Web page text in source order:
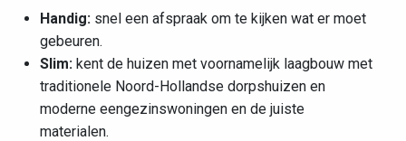
Handig: snel een afspraak om te kijken wat er moet
gebeuren.
Slim: kent de huizen met voornamelijk laagbouw met
traditionele Noord-Hollandse dorpshuizen en
moderne eengezinswoningen en de juiste
materialen.